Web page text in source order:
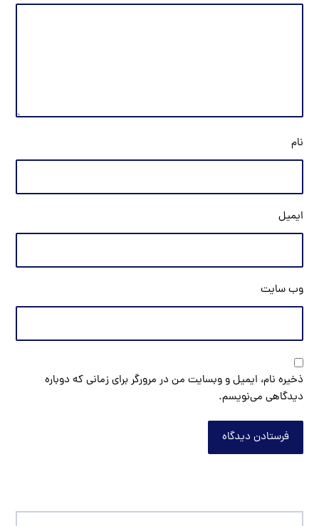
نام
ایمیل
وب‌ سایت
ذخیره نام، ایمیل و وبسایت من در مرورگر برای زمانی که دوباره
دیدگاهی می‌نویسم.
فرستادن دیدگاه